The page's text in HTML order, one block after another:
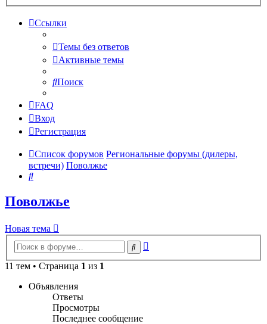
Ссылки
Темы без ответов
Активные темы
Поиск
FAQ
Вход
Регистрация
Список форумов Региональные форумы (дилеры,
встречи) Поволжье
Поиск
Поволжье
Новая тема
Поиск
11 тем • Страница 1 из 1
Объявления
Ответы
Просмотры
Последнее сообщение